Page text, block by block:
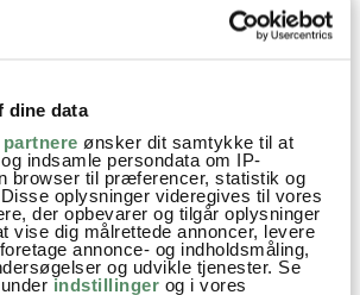
dine data
ønsker dit samtykke til at
indsamle persondata om IP-
browser til præferencer, statistik og
oplysninger videregives til vores
der opbevarer og tilgår oplysninger
vise dig målrettede annoncer, levere
annonce- og indholdsmåling,
og udvikle tjenester. Se
indstillinger og i vores
som jeg nu vil prøve, men får du den
som der er på billedet, når du kun
apisekartofler?